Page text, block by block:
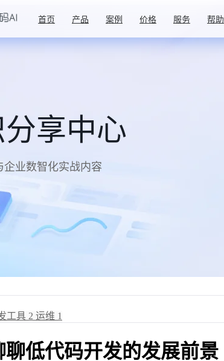
首页 产品 案例 价格 服务 帮助
分享中心
业数智化实战内容
工具 2 运维 1
低代码开发的发展前景